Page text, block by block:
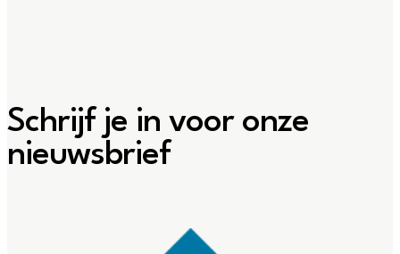
Schrijf je in voor onze
nieuwsbrief